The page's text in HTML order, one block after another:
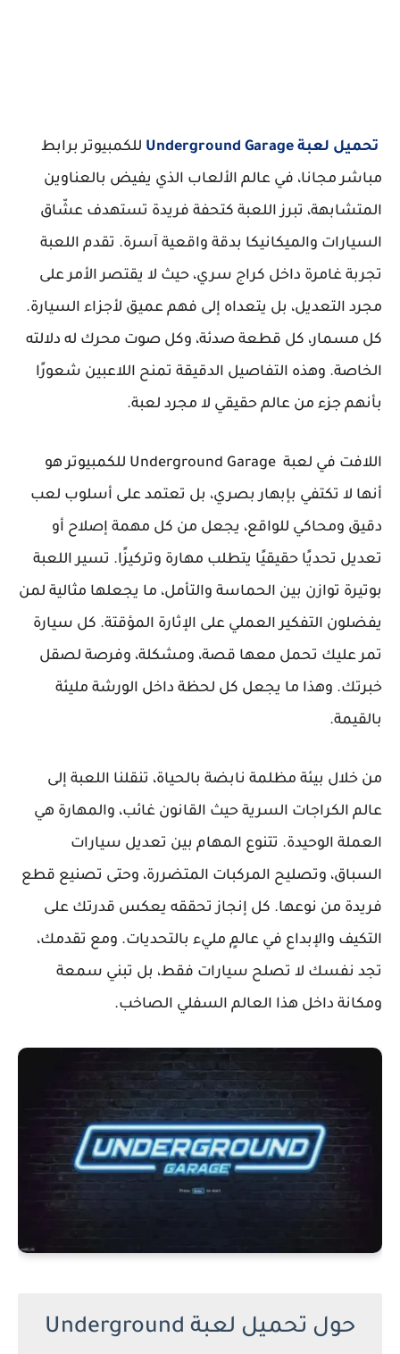
تحميل لعبة Underground Garage
للكمبيوتر برابط
مباشر مجانا، في عالم الألعاب الذي يفيض بالعناوين
المتشابهة، تبرز اللعبة كتحفة فريدة تستهدف عشّاق
السيارات والميكانيكا بدقة واقعية آسرة. تقدم اللعبة
تجربة غامرة داخل كراج سري، حيث لا يقتصر الأمر على
مجرد التعديل، بل يتعداه إلى فهم عميق لأجزاء السيارة.
كل مسمار، كل قطعة صدئة، وكل صوت محرك له دلالته
الخاصة. وهذه التفاصيل الدقيقة تمنح اللاعبين شعورًا
بأنهم جزء من عالم حقيقي لا مجرد لعبة.
اللافت في لعبة Underground Garage للكمبيوتر هو
أنها لا تكتفي بإبهار بصري، بل تعتمد على أسلوب لعب
دقيق ومحاكي للواقع، يجعل من كل مهمة إصلاح أو
تعديل تحديًا حقيقيًا يتطلب مهارة وتركيزًا. تسير اللعبة
بوتيرة توازن بين الحماسة والتأمل، ما يجعلها مثالية لمن
يفضلون التفكير العملي على الإثارة المؤقتة. كل سيارة
تمر عليك تحمل معها قصة، ومشكلة، وفرصة لصقل
خبرتك. وهذا ما يجعل كل لحظة داخل الورشة مليئة
بالقيمة.
من خلال بيئة مظلمة نابضة بالحياة، تنقلنا اللعبة إلى
عالم الكراجات السرية حيث القانون غائب، والمهارة هي
العملة الوحيدة. تتنوع المهام بين تعديل سيارات
السباق، وتصليح المركبات المتضررة، وحتى تصنيع قطع
فريدة من نوعها. كل إنجاز تحققه يعكس قدرتك على
التكيف والإبداع في عالمٍ مليء بالتحديات. ومع تقدمك،
تجد نفسك لا تصلح سيارات فقط، بل تبني سمعة
ومكانة داخل هذا العالم السفلي الصاخب.
حول تحميل لعبة Underground